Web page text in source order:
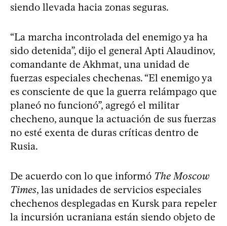
siendo llevada hacia zonas seguras.
“La marcha incontrolada del enemigo ya ha
sido detenida”, dijo el general Apti Alaudinov,
comandante de Akhmat, una unidad de
fuerzas especiales chechenas. “El enemigo ya
es consciente de que la guerra relámpago que
planeó no funcionó”, agregó el militar
checheno, aunque la actuación de sus fuerzas
no esté exenta de duras críticas dentro de
Rusia.
De acuerdo con lo que informó The Moscow
Times, las unidades de servicios especiales
chechenos desplegadas en Kursk para repeler
la incursión ucraniana están siendo objeto de